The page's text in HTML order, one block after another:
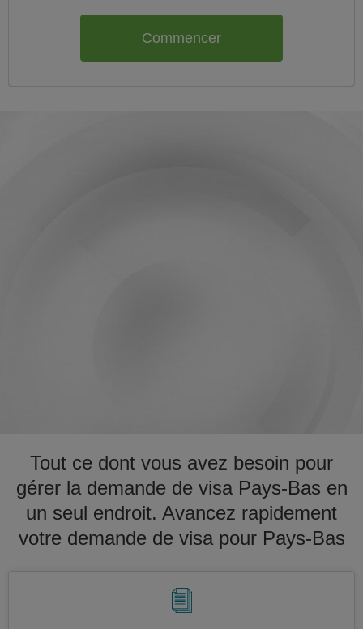
Commencer
Tout ce dont vous avez besoin pour
gérer la demande de visa Pays-Bas en
un seul endroit. Avancez rapidement
votre demande de visa pour Pays-Bas